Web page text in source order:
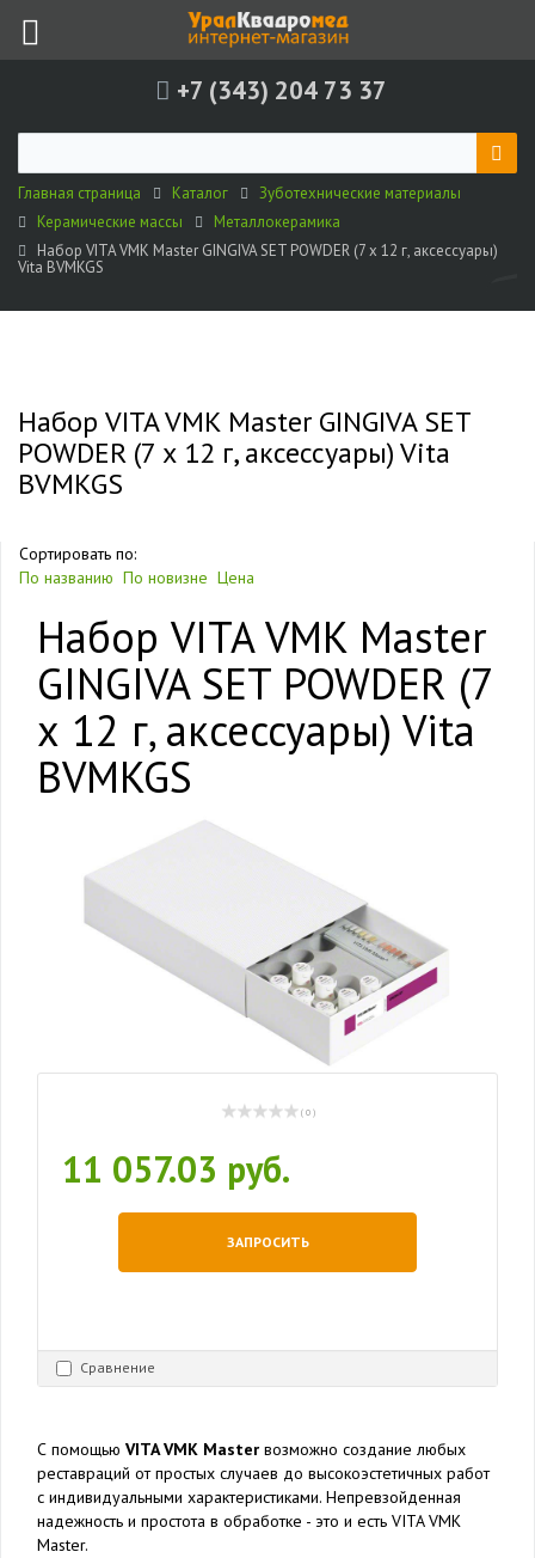
+7 (343) 204 73 37
Главная страница Каталог
Зуботехнические материалы
Керамические массы
Металлокерамика
Набор VITA VMK Master GINGIVA SET POWDER (7 х 12 г, аксессуары)
Vita BVMKGS
Набор VITA VMK Master GINGIVA SET
POWDER (7 х 12 г, аксессуары) Vita
BVMKGS
Сортировать по:
По названию По новизне Цена
Набор VITA VMK Master
GINGIVA SET POWDER (7
х 12 г, аксессуары) Vita
BVMKGS
( 0 )
11 057.03 руб.
ЗАПРОСИТЬ
Сравнение
С помощью VITA VMK Master возможно создание любых
реставраций от простых случаев до высокоэстетичных работ
с индивидуальными характеристиками. Непревзойденная
надежность и простота в обработке - это и есть VITA VMK
Master.